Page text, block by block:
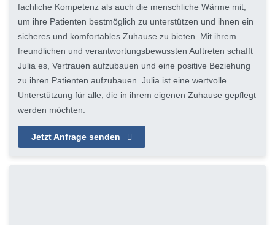
fachliche Kompetenz als auch die menschliche Wärme mit,
um ihre Patienten bestmöglich zu unterstützen und ihnen ein
sicheres und komfortables Zuhause zu bieten. Mit ihrem
freundlichen und verantwortungsbewussten Auftreten schafft
Julia es, Vertrauen aufzubauen und eine positive Beziehung
zu ihren Patienten aufzubauen. Julia ist eine wertvolle
Unterstützung für alle, die in ihrem eigenen Zuhause gepflegt
werden möchten.
Jetzt Anfrage senden